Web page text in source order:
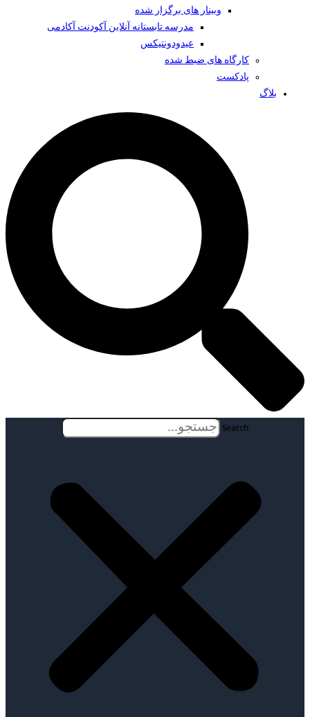
وبینار های برگزار شده
مدرسه تابستانه آنلاین آکودنت آکادمی
عیدودونتیکس
کارگاه های ضبط شده
پادکست
بلاگ
Search